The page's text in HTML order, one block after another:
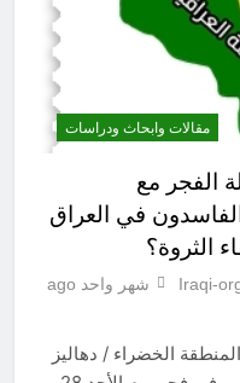
مقالات وابحاث ودراسات
الفجر مع
في العراق
الثروة؟
Iraqi-
شهر واحد ago
الخضراء / دهاليز